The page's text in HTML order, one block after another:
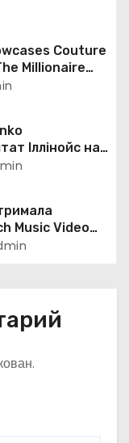
Couture
Millionaire
Іллінойс на
у Маямі
Music Video
новий